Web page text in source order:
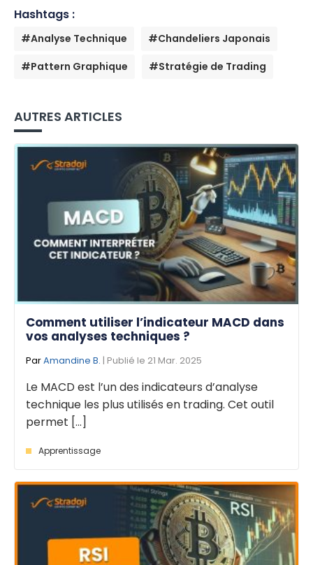
Hashtags :
#Analyse Technique
#Chandeliers Japonais
#Pattern Graphique
#Stratégie de Trading
AUTRES ARTICLES
Comment utiliser l’indicateur MACD dans
vos analyses techniques ?
ParAmandine B. | Publié le 21 Mar. 2025
Le MACD est l’un des indicateurs d’analyse
technique les plus utilisés en trading. Cet outil
permet [...]
Apprentissage